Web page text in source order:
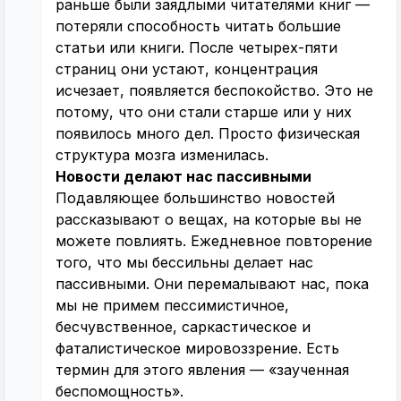
раньше были заядлыми читателями книг —
потеряли способность читать большие
статьи или книги. После четырех-пяти
страниц они устают, концентрация
исчезает, появляется беспокойство. Это не
потому, что они стали старше или у них
появилось много дел. Просто физическая
структура мозга изменилась.
Новости делают нас пассивными
Подавляющее большинство новостей
рассказывают о вещах, на которые вы не
можете повлиять. Ежедневное повторение
того, что мы бессильны делает нас
пассивными. Они перемалывают нас, пока
мы не примем пессимистичное,
бесчувственное, саркастическое и
фаталистическое мировоззрение. Есть
термин для этого явления — «заученная
беспомощность».